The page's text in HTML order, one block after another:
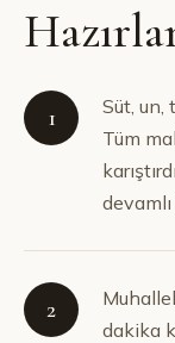
1
Süt, un,
Tüm
2
dakika